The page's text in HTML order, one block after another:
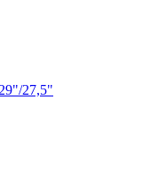
27,5"